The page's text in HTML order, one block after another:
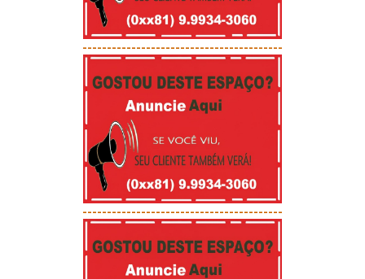
-----------------------------------------
-----------------------------------------